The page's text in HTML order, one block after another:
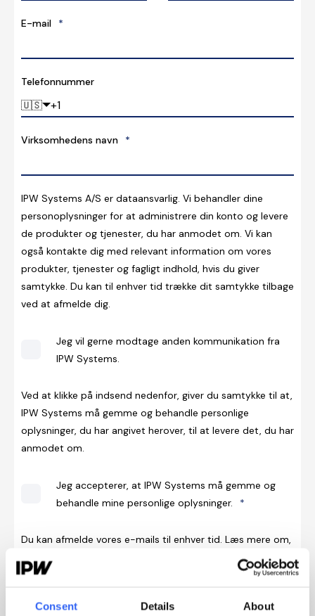
Consent Details About
E-mail *
Telefonnummer
🇺🇸
Virksomhedens navn *
IPW Systems A/S er dataansvarlig. Vi behandler dine
personoplysninger for at administrere din konto og levere
de produkter og tjenester, du har anmodet om. Vi kan
også kontakte dig med relevant information om vores
produkter, tjenester og fagligt indhold, hvis du giver
samtykke. Du kan til enhver tid trække dit samtykke tilbage
ved at afmelde dig.
Jeg vil gerne modtage anden kommunikation fra
IPW Systems.
Ved at klikke på indsend nedenfor, giver du samtykke til at,
IPW Systems må gemme og behandle personlige
oplysninger, du har angivet herover, til at levere det, du har
anmodet om.
Jeg accepterer, at IPW Systems må gemme og
behandle mine personlige oplysninger.
*
Du kan afmelde vores e-mails til enhver tid. Læs mere om,
privatlivspolitik.